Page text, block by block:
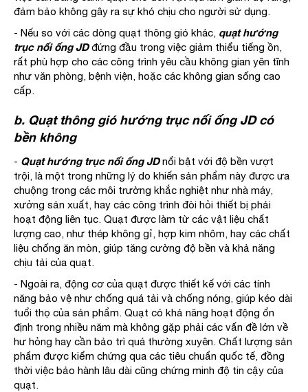
đảm bảo không gây ra sự khó chịu cho người sử dụng.
- Nếu so với các dòng quạt thông gió khác, quạt hướng
trục nối ống JDđứng đầu trong việc giảm thiểu tiếng ồn,
rất phù hợp cho các công trình yêu cầu không gian yên tĩnh
như văn phòng, bệnh viện, hoặc các không gian sống cao
cấp.
b. Quạt thông gió hướng trục nối ống JD có
bền không
- Quạt hướng trục nối ống JDnổi bật với độ bền vượt
trội, là một trong những lý do khiến sản phẩm này được ưa
chuộng trong các môi trường khắc nghiệt như nhà máy,
xưởng sản xuất, hay các công trình đòi hỏi thiết bị phải
hoạt động liên tục. Quạt được làm từ các vật liệu chất
lượng cao, như thép không gỉ, hợp kim nhôm, hay các chất
liệu chống ăn mòn, giúp tăng cường độ bền và khả năng
chịu tải của quạt.
- Ngoài ra, động cơ của quạt được thiết kế với các tính
năng bảo vệ như chống quá tải và chống nóng, giúp kéo dài
tuổi thọ của sản phẩm. Quạt có khả năng hoạt động ổn
định trong nhiều năm mà không gặp phải các vấn đề lớn về
hư hỏng hay cần bảo trì quá thường xuyên. Chất lượng sản
phẩm được kiểm chứng qua các tiêu chuẩn quốc tế, đồng
thời việc bảo hành lâu dài cũng chứng minh độ tin cậy của
quạt.